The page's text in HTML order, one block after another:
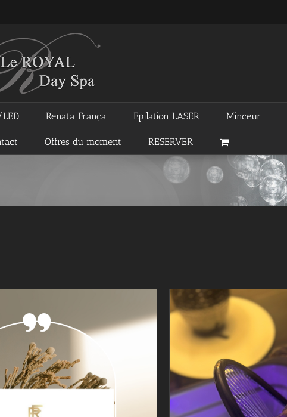
Renata França Epilation LASER Minceur
Offres du moment RESERVER